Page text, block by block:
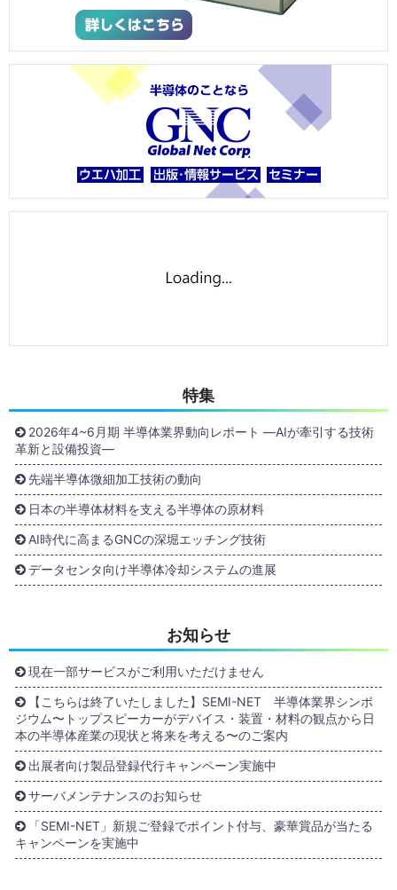
特集
2026年4~6月期 半導体業界動向レポート ―AIが牽引する技術
革新と設備投資―
先端半導体微細加工技術の動向
日本の半導体材料を支える半導体の原材料
AI時代に高まるGNCの深堀エッチング技術
データセンタ向け半導体冷却システムの進展
お知らせ
現在一部サービスがご利用いただけません
【こちらは終了いたしました】SEMI-NET 半導体業界シンポ
ジウム〜トップスピーカーがデバイス・装置・材料の観点から日
本の半導体産業の現状と将来を考える〜のご案内
出展者向け製品登録代行キャンペーン実施中
サーバメンテナンスのお知らせ
「SEMI-NET」新規ご登録でポイント付与、豪華賞品が当たる
キャンペーンを実施中